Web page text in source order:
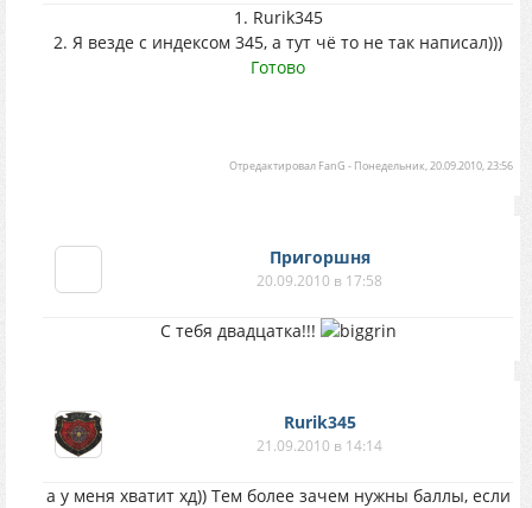
1. Rurik345
2. Я везде с индексом 345, а тут чё то не так написал)))
Готово
Отредактировал FanG - Понедельник, 20.09.2010, 23:56
Пригоршня
20.09.2010 в 17:58
С тебя двадцатка!!!
Rurik345
21.09.2010 в 14:14
а у меня хватит хд)) Тем более зачем нужны баллы, если